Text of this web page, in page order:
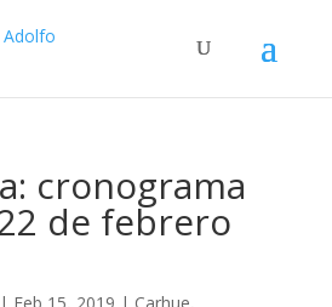
cronograma
de febrero